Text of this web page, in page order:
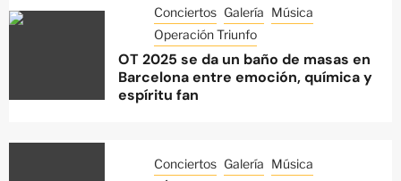
Conciertos Galería Música
Operación Triunfo
OT 2025 se da un baño de masas en
Barcelona entre emoción, química y
espíritu fan
Conciertos Galería Música